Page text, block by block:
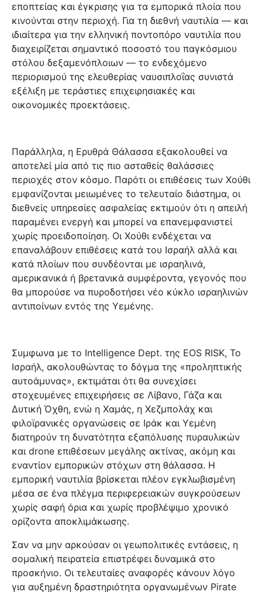
εποπτείας και έγκρισης για τα εμπορικά πλοία που
κινούνται στην περιοχή. Για τη διεθνή ναυτιλία — και
ιδιαίτερα για την ελληνική ποντοπόρο ναυτιλία που
διαχειρίζεται σημαντικό ποσοστό του παγκόσμιου
στόλου δεξαμενόπλοιων — το ενδεχόμενο
περιορισμού της ελευθερίας ναυσιπλοΐας συνιστά
εξέλιξη με τεράστιες επιχειρησιακές και
οικονομικές προεκτάσεις.
Παράλληλα, η Ερυθρά Θάλασσα εξακολουθεί να
αποτελεί μία από τις πιο ασταθείς θαλάσσιες
περιοχές στον κόσμο. Παρότι οι επιθέσεις των Χούθι
εμφανίζονται μειωμένες το τελευταίο διάστημα, οι
διεθνείς υπηρεσίες ασφαλείας εκτιμούν ότι η απειλή
παραμένει ενεργή και μπορεί να επανεμφανιστεί
χωρίς προειδοποίηση. Οι Χούθι ενδέχεται να
επαναλάβουν επιθέσεις κατά του Ισραήλ αλλά και
κατά πλοίων που συνδέονται με ισραηλινά,
αμερικανικά ή βρετανικά συμφέροντα, γεγονός που
θα μπορούσε να πυροδοτήσει νέο κύκλο ισραηλινών
αντιποίνων εντός της Υεμένης.
Συμφωνα με το Intelligence Dept. της EOS RISK, Το
Ισραήλ, ακολουθώντας το δόγμα της «προληπτικής
αυτοάμυνας», εκτιμάται ότι θα συνεχίσει
στοχευμένες επιχειρήσεις σε Λίβανο, Γάζα και
Δυτική Όχθη, ενώ η Χαμάς, η Χεζμπολάχ και
φιλοϊρανικές οργανώσεις σε Ιράκ και Υεμένη
διατηρούν τη δυνατότητα εξαπόλυσης πυραυλικών
και drone επιθέσεων μεγάλης ακτίνας, ακόμη και
εναντίον εμπορικών στόχων στη θάλασσα. Η
εμπορική ναυτιλία βρίσκεται πλέον εγκλωβισμένη
μέσα σε ένα πλέγμα περιφερειακών συγκρούσεων
χωρίς σαφή όρια και χωρίς προβλέψιμο χρονικό
ορίζοντα αποκλιμάκωσης.
Σαν να μην αρκούσαν οι γεωπολιτικές εντάσεις, η
σομαλική πειρατεία επιστρέφει δυναμικά στο
προσκήνιο. Οι τελευταίες αναφορές κάνουν λόγο
για αυξημένη δραστηριότητα οργανωμένων Pirate